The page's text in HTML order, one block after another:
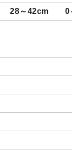
28～42cm 0